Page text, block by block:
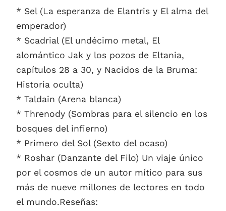
* Sel (La esperanza de Elantris y El alma del
emperador)
* Scadrial (El undécimo metal, El
alomántico Jak y los pozos de Eltania,
capítulos 28 a 30, y Nacidos de la Bruma:
Historia oculta)
* Taldain (Arena blanca)
* Threnody (Sombras para el silencio en los
bosques del infierno)
* Primero del Sol (Sexto del ocaso)
* Roshar (Danzante del Filo) Un viaje único
por el cosmos de un autor mítico para sus
más de nueve millones de lectores en todo
el mundo.Reseñas: